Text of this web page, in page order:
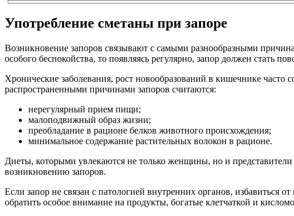
Употребление сметаны при запоре
Возникновение запоров связывают с самыми разнообразными
особого беспокойства, то появляясь регулярно, запор должен стать
Хронические заболевания, рост новообразований в кишечнике
распространенными причинами запоров считаются:
нерегулярный прием пищи;
малоподвижный образ жизни;
преобладание в рационе белков животного происхождения;
минимальное содержание растительных волокон в рационе.
Диеты, которыми увлекаются не только женщины, но и
возникновению запоров.
Если запор не связан с патологией внутренних органов, избавиться
обратить особое внимание на продукты, богатые клетчаткой и